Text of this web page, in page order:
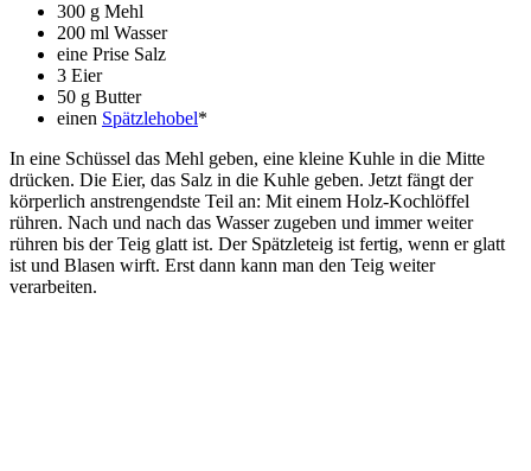
300 g Mehl
200 ml Wasser
eine Prise Salz
3 Eier
50 g Butter
einen Spätzlehobel*
In eine Schüssel das Mehl geben, eine kleine Kuhle in die Mitte
drücken. Die Eier, das Salz in die Kuhle geben. Jetzt fängt der
körperlich anstrengendste Teil an: Mit einem Holz-Kochlöffel
rühren. Nach und nach das Wasser zugeben und immer weiter
rühren bis der Teig glatt ist. Der Spätzleteig ist fertig, wenn er glatt
ist und Blasen wirft. Erst dann kann man den Teig weiter
verarbeiten.